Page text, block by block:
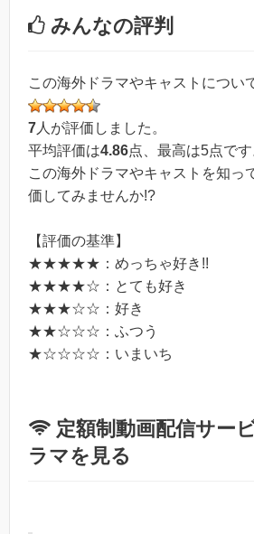
みんなの評判
この海外ドラマやキャストについ
7 人が評価しました。
平均評価は4.86点、最高は5点です
この海外ドラマやキャストを知っ
価してみませんか!?
【評価の基準】
★★★★★：めっちゃ好き!!
★★★★☆：とても好き
★★★☆☆：好き
★★☆☆☆：ふつう
★☆☆☆☆：いまいち
定額制動画配信サー
ラマを見る